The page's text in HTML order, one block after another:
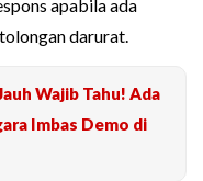
apabila ada
darurat.
Wajib Tahu! Ada
Imbas Demo di